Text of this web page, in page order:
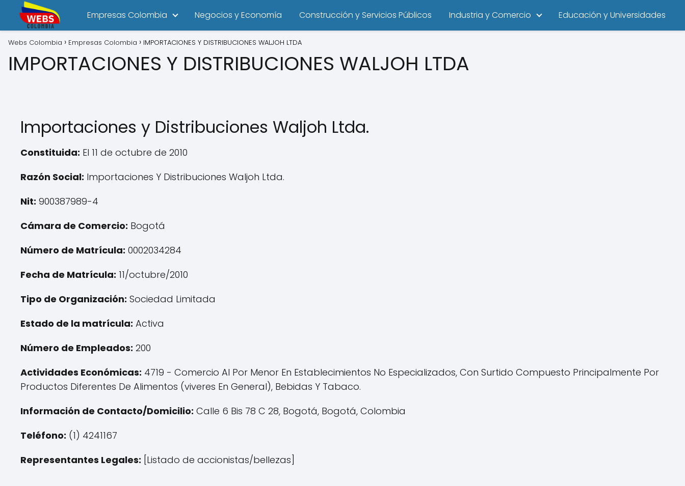
Empresas Colombia Negocios y Economía Construcción y Servicios Públicos Industria y Comercio Educación y Universidades
Webs Colombia Empresas Colombia IMPORTACIONES Y DISTRIBUCIONES WALJOH LTDA
IMPORTACIONES Y DISTRIBUCIONES WALJOH LTDA
Importaciones y Distribuciones Waljoh Ltda.
Constituida: El 11 de octubre de 2010
Razón Social: Importaciones Y Distribuciones Waljoh Ltda.
Nit: 900387989-4
Cámara de Comercio: Bogotá
Número de Matrícula: 0002034284
Fecha de Matrícula: 11/octubre/2010
Tipo de Organización: Sociedad Limitada
Estado de la matrícula: Activa
Número de Empleados: 200
Actividades Económicas: 4719 - Comercio Al Por Menor En Establecimientos No Especializados, Con Surtido Compuesto Principalmente Por
Productos Diferentes De Alimentos (viveres En General), Bebidas Y Tabaco.
Información de Contacto/Domicilio: Calle 6 Bis 78 C 28, Bogotá, Bogotá, Colombia
Teléfono: (1) 4241167
Representantes Legales: [Listado de accionistas/bellezas]